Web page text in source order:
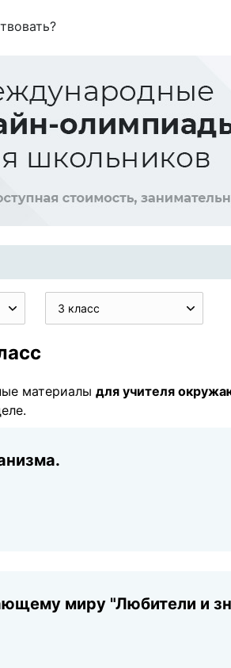
3 класс
материалы для учителя
миру "Любители и